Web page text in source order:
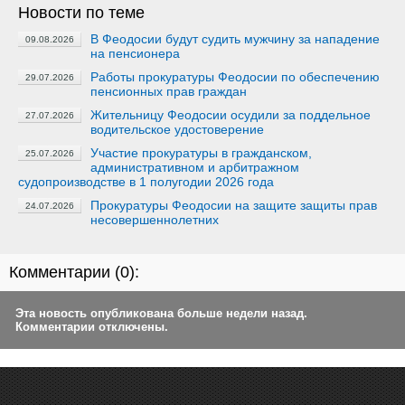
Новости по теме
09.08.2026
В Феодосии будут судить мужчину за нападение
на пенсионера
29.07.2026
Работы прокуратуры Феодосии по обеспечению
пенсионных прав граждан
27.07.2026
Жительницу Феодосии осудили за поддельное
водительское удостоверение
25.07.2026
Участие прокуратуры в гражданском,
административном и арбитражном
судопроизводстве в 1 полугодии 2026 года
24.07.2026
Прокуратуры Феодосии на защите защиты прав
несовершеннолетних
Комментарии (0):
Эта новость опубликована больше недели назад.
Комментарии отключены.